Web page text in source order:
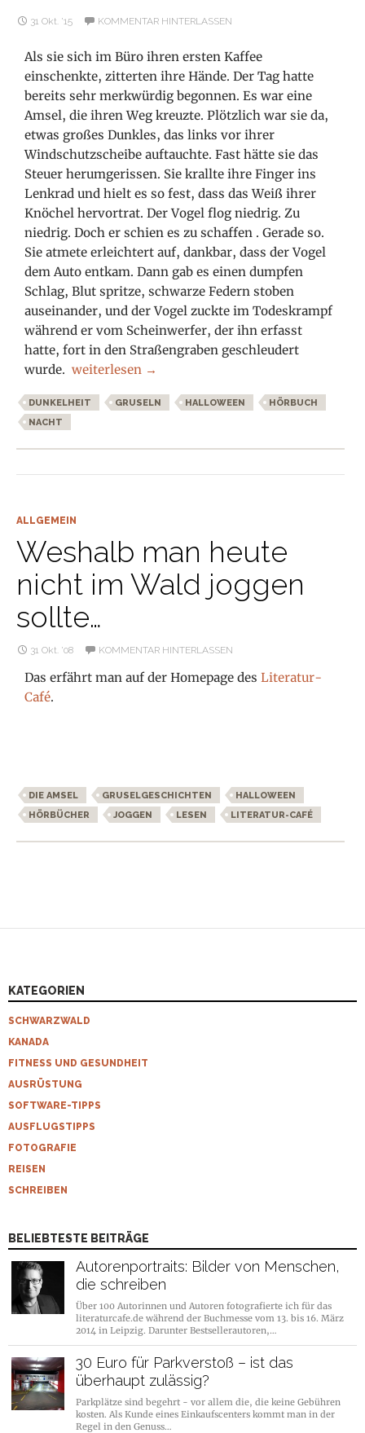
31 Okt. ’15 KOMMENTAR HINTERLASSEN
Als sie sich im Büro ihren ersten Kaffee
einschenkte, zitterten ihre Hände. Der Tag hatte
bereits sehr merkwürdig begonnen. Es war eine
Amsel, die ihren Weg kreuzte. Plötzlich war sie da,
etwas großes Dunkles, das links vor ihrer
Windschutzscheibe auftauchte. Fast hätte sie das
Steuer herumgerissen. Sie krallte ihre Finger ins
Lenkrad und hielt es so fest, dass das Weiß ihrer
Knöchel hervortrat. Der Vogel flog niedrig. Zu
niedrig. Doch er schien es zu schaffen . Gerade so.
Sie atmete erleichtert auf, dankbar, dass der Vogel
dem Auto entkam. Dann gab es einen dumpfen
Schlag, Blut spritze, schwarze Federn stoben
auseinander, und der Vogel zuckte im Todeskrampf
während er vom Scheinwerfer, der ihn erfasst
hatte, fort in den Straßengraben geschleudert
wurde.Hörbuch zu Halloween
weiterlesen →
DUNKELHEIT GRUSELN HALLOWEEN
HÖRBUCH
NACHT
ALLGEMEIN
Weshalb man heute
nicht im Wald joggen
sollte…
31 Okt. ’08 KOMMENTAR HINTERLASSEN
Das erfährt man auf der Homepage desLiteratur-
Café.
DIE AMSEL GRUSELGESCHICHTEN
HALLOWEEN
HÖRBÜCHER
JOGGEN LESEN LITERATUR-CAFÉ
KATEGORIEN
SCHWARZWALD
KANADA
FITNESS UND GESUNDHEIT
AUSRÜSTUNG
SOFTWARE-TIPPS
AUSFLUGSTIPPS
FOTOGRAFIE
REISEN
SCHREIBEN
BELIEBTESTE BEITRÄGE
Autorenportraits: Bilder von Menschen,
die schreiben
Über 100 Autorinnen und Autoren fotografierte ich für das
literaturcafe.de während der Buchmesse vom 13. bis 16. März
2014 in Leipzig. Darunter Bestsellerautoren,…
30 Euro für Parkverstoß – ist das
überhaupt zulässig?
Parkplätze sind begehrt - vor allem die, die keine Gebühren
kosten. Als Kunde eines Einkaufscenters kommt man in der
Regel in den Genuss…